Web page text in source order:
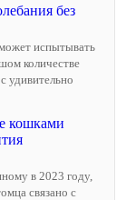
без
испытывать
количестве
удивительно
кошками
в 2023 году,
связано с